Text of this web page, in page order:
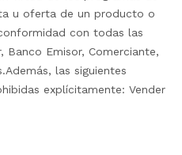
u oferta de un producto o
con todas las
Banco Emisor, Comerciante,
las siguientes
explícitamente: Vender